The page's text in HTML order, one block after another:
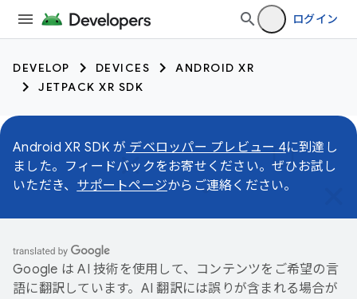
ログイン
DEVELOP DEVICES
ANDROID XR
JETPACK XR SDK
Android XR SDK が デベロッパー プレビュー 4に到達し
ました。フィードバックをお寄せください。ぜひお試し
いただき、 サポートページからご連絡ください。
Google は AI 技術を使用して、コンテンツをご希望の言
語に翻訳しています。AI 翻訳には誤りが含まれる場合が